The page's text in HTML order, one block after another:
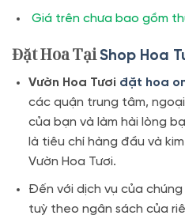
Giá trên chưa bao gồm
Đặt Hoa TạiShop Hoa
Vườn Hoa Tươi đặt hoa
các quận trung tâm,
của bạn và làm hài lòng
là tiêu chí hàng đầu và
Vườn Hoa Tươi.
Đến với dịch vụ của
tuỳ theo ngân sách của